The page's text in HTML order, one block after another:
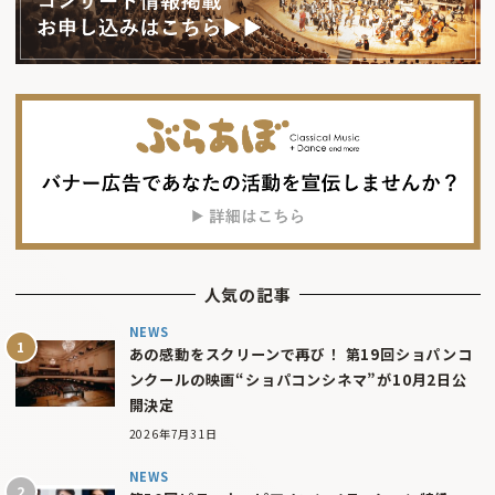
人気の記事
NEWS
あの感動をスクリーンで再び！ 第19回ショパンコ
ンクールの映画“ショパコンシネマ”が10月2日公
開決定
2026年7月31日
NEWS